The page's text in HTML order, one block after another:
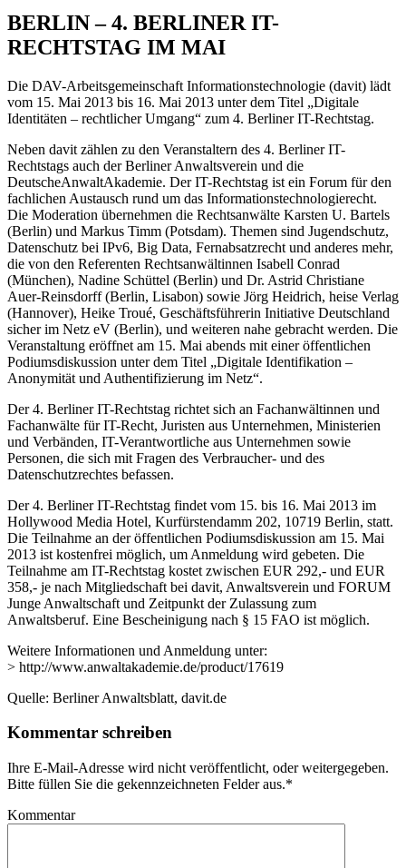
BERLIN – 4. BERLINER IT-
RECHTSTAG IM MAI
Die DAV-Arbeitsgemeinschaft Informationstechnologie (davit) lädt
vom 15. Mai 2013 bis 16. Mai 2013 unter dem Titel „Digitale
Identitäten – rechtlicher Umgang“ zum 4. Berliner IT-Rechtstag.
Neben davit zählen zu den Veranstaltern des 4. Berliner IT-
Rechtstags auch der Berliner Anwaltsverein und die
DeutscheAnwaltAkademie. Der IT-Rechtstag ist ein Forum für den
fachlichen Austausch rund um das Informationstechnologierecht.
Die Moderation übernehmen die Rechtsanwälte Karsten U. Bartels
(Berlin) und Markus Timm (Potsdam). Themen sind Jugendschutz,
Datenschutz bei IPv6, Big Data, Fernabsatzrecht und anderes mehr,
die von den Referenten Rechtsanwältinnen Isabell Conrad
(München), Nadine Schüttel (Berlin) und Dr. Astrid Christiane
Auer-Reinsdorff (Berlin, Lisabon) sowie Jörg Heidrich, heise Verlag
(Hannover), Heike Troué, Geschäftsführerin Initiative Deutschland
sicher im Netz eV (Berlin), und weiteren nahe gebracht werden. Die
Veranstaltung eröffnet am 15. Mai abends mit einer öffentlichen
Podiumsdiskussion unter dem Titel „Digitale Identifikation –
Anonymität und Authentifizierung im Netz“.
Der 4. Berliner IT-Rechtstag richtet sich an Fachanwältinnen und
Fachanwälte für IT-Recht, Juristen aus Unternehmen, Ministerien
und Verbänden, IT-Verantwortliche aus Unternehmen sowie
Personen, die sich mit Fragen des Verbraucher- und des
Datenschutzrechtes befassen.
Der 4. Berliner IT-Rechtstag findet vom 15. bis 16. Mai 2013 im
Hollywood Media Hotel, Kurfürstendamm 202, 10719 Berlin, statt.
Die Teilnahme an der öffentlichen Podiumsdiskussion am 15. Mai
2013 ist kostenfrei möglich, um Anmeldung wird gebeten. Die
Teilnahme am IT-Rechtstag kostet zwischen EUR 292,- und EUR
358,- je nach Mitgliedschaft bei davit, Anwaltsverein und FORUM
Junge Anwaltschaft und Zeitpunkt der Zulassung zum
Anwaltsberuf. Eine Bescheinigung nach § 15 FAO ist möglich.
Weitere Informationen und Anmeldung unter:
> http://www.anwaltakademie.de/product/17619
Quelle: Berliner Anwaltsblatt, davit.de
Kommentar schreiben
Ihre E-Mail-Adresse wird nicht veröffentlicht, oder weitergegeben.
Bitte füllen Sie die gekennzeichneten Felder aus.*
Kommentar